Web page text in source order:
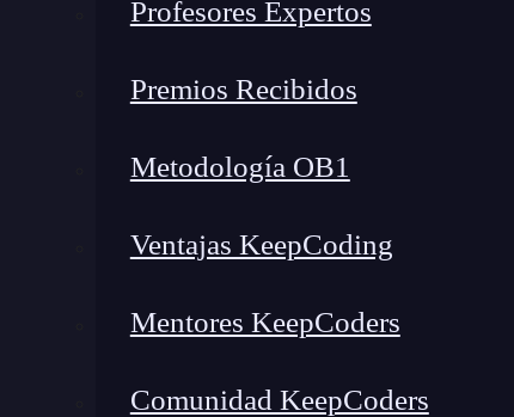
Profesores Expertos
Premios Recibidos
Metodología OB1
Ventajas KeepCoding
Mentores KeepCoders
Comunidad KeepCoders